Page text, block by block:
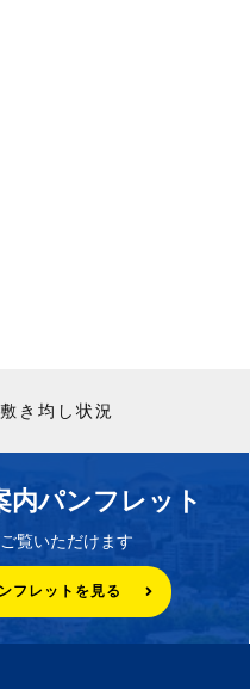
き均し状況
内パンフレット
覧いただけます
フレットを見る